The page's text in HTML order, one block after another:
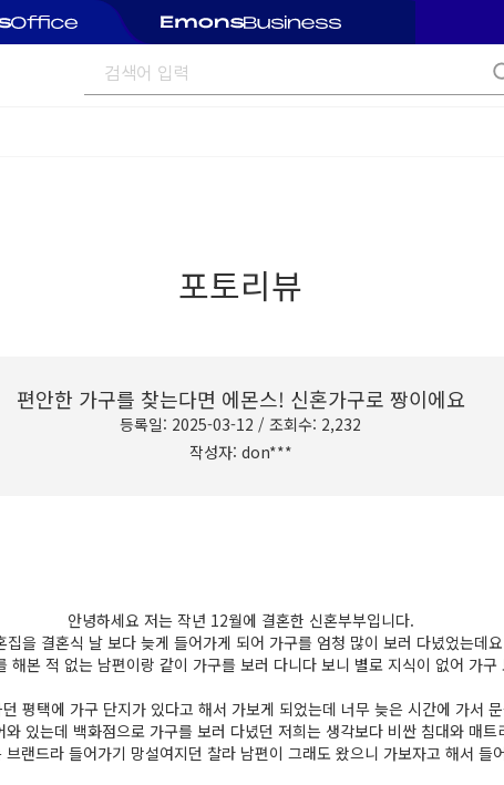
포토리뷰
편안한 가구를 찾는다면 에몬스! 신혼가구로 짱이에요
등록일: 2025-03-12 / 조회수: 2,232
작성자: don***
안녕하세요 저는 작년 12월에 결혼한 신혼부부입니다.
집을 결혼식 날 보다 늦게 들어가게 되어 가구를 엄청 많이 보러 다녔었는데요
해본 적 없는 남편이랑 같이 가구를 보러 다니다 보니 별로 지식이 없어 가
평택에 가구 단지가 있다고 해서 가보게 되었는데 너무 늦은 시간에 가서
있는데 백화점으로 가구를 보러 다녔던 저희는 생각보다 비싼 침대와 매
브랜드라 들어가기 망설여지던 찰라 남편이 그래도 왔으니 가보자고 해서 들